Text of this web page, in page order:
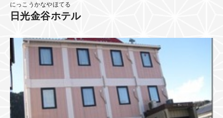
にっこうかなやほてる
日光金谷ホテル